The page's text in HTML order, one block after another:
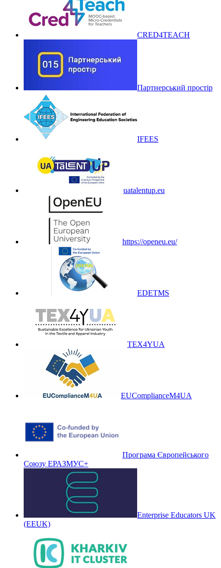
CRED4TEACH
Партнерський простір
IFEES
uatalentup.eu
https://openeu.eu/
EDETMS
TEX4YUA
EUComplianceM4UA
Програма Європейського
Союзу ЕРАЗМУС+
Enterprise Educators UK
(EEUK)